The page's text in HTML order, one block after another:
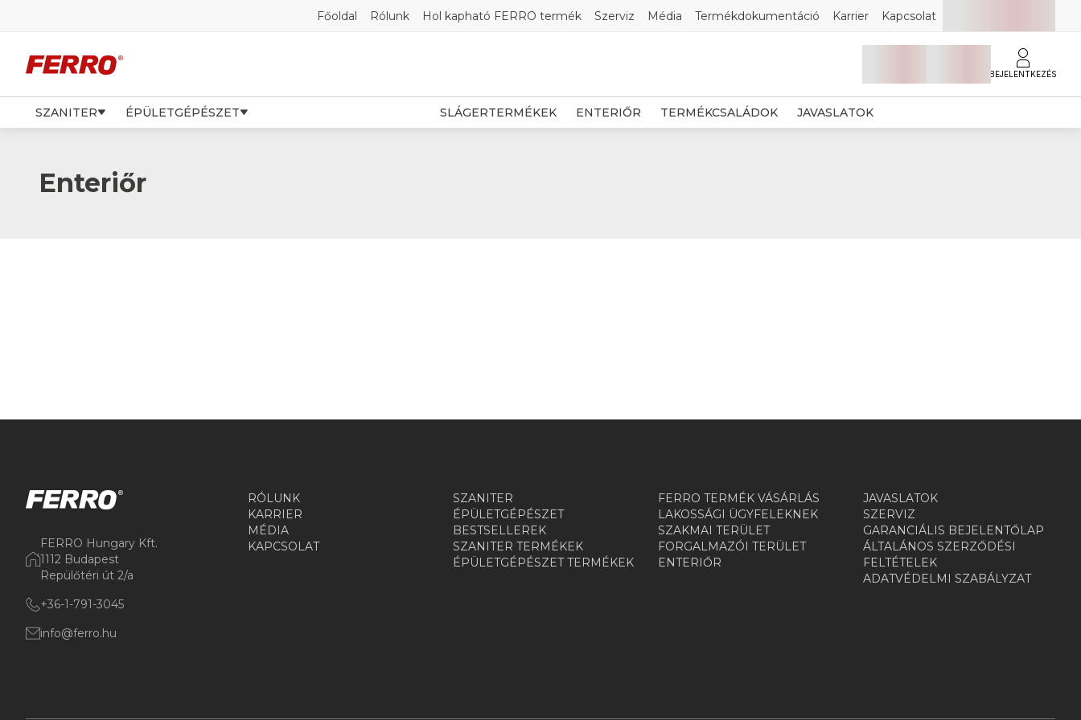
Főoldal Rólunk Hol kapható FERRO termék Szerviz Média Termékdokumentáció Karrier Kapcsolat
BEJELENTKEZÉS
SZANITER ÉPÜLETGÉPÉSZET SLÁGERTERMÉKEK ENTERIŐR TERMÉKCSALÁDOK JAVASLATOK
Enteriőr
FERRO Hungary Kft.
1112 Budapest
Repülőtéri út 2/a
+36-1-791-3045
info@ferro.hu
RÓLUNK
KARRIER
MÉDIA
KAPCSOLAT
SZANITER
ÉPÜLETGÉPÉSZET
BESTSELLEREK
SZANITER TERMÉKEK
ÉPÜLETGÉPÉSZET TERMÉKEK
FERRO TERMÉK VÁSÁRLÁS
LAKOSSÁGI ÜGYFELEKNEK
SZAKMAI TERÜLET
FORGALMAZÓI TERÜLET
ENTERIŐR
JAVASLATOK
SZERVIZ
GARANCIÁLIS BEJELENTŐLAP
ÁLTALÁNOS SZERZŐDÉSI
FELTÉTELEK
ADATVÉDELMI SZABÁLYZAT